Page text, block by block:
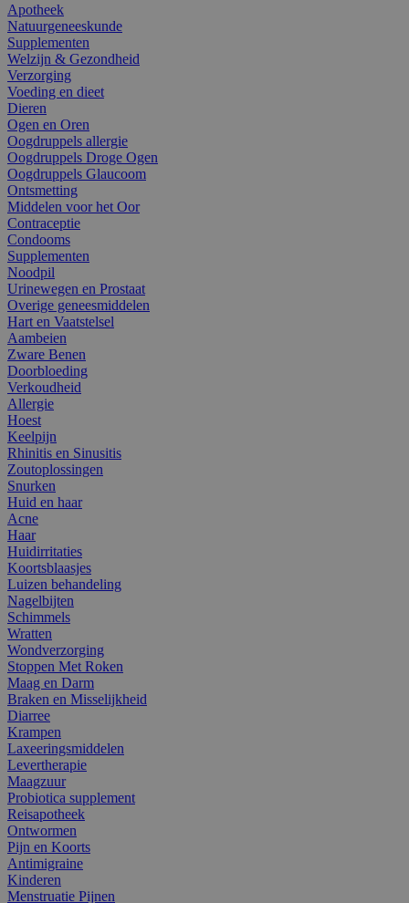
Apotheek
Natuurgeneeskunde
Supplementen
Welzijn & Gezondheid
Verzorging
Voeding en dieet
Dieren
Ogen en Oren
Oogdruppels allergie
Oogdruppels Droge Ogen
Oogdruppels Glaucoom
Ontsmetting
Middelen voor het Oor
Contraceptie
Condooms
Supplementen
Noodpil
Urinewegen en Prostaat
Overige geneesmiddelen
Hart en Vaatstelsel
Aambeien
Zware Benen
Doorbloeding
Verkoudheid
Allergie
Hoest
Keelpijn
Rhinitis en Sinusitis
Zoutoplossingen
Snurken
Huid en haar
Acne
Haar
Huidirritaties
Koortsblaasjes
Luizen behandeling
Nagelbijten
Schimmels
Wratten
Wondverzorging
Stoppen Met Roken
Maag en Darm
Braken en Misselijkheid
Diarree
Krampen
Laxeeringsmiddelen
Levertherapie
Maagzuur
Probiotica supplement
Reisapotheek
Ontwormen
Pijn en Koorts
Antimigraine
Kinderen
Menstruatie Pijnen